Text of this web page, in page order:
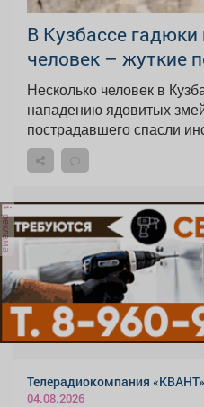
В Кузбассе гадюки
человек – жуткие
Несколько человек в
нападению ядовитых
пострадавшего спасли
реклама
Телерадиокомпания «КВАНТ»
04.08.2026